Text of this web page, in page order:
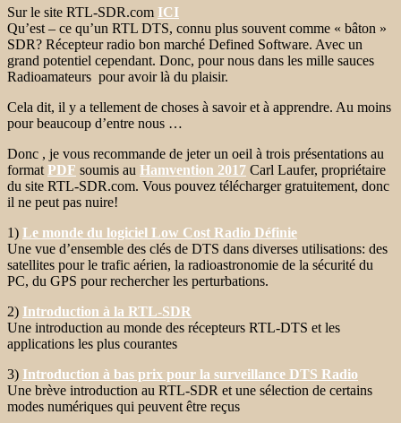
Sur le site RTL-SDR.com ICI
Qu’est – ce qu’un RTL DTS, connu plus souvent comme « bâton »
SDR? Récepteur radio bon marché Defined Software. Avec un
grand potentiel cependant. Donc, pour nous dans les mille sauces
Radioamateurs pour avoir là du plaisir.
Cela dit, il y a tellement de choses à savoir et à apprendre. Au moins
pour beaucoup d’entre nous …
Donc , je vous recommande de jeter un oeil à trois présentations au
format PDF soumis au Hamvention 2017 Carl Laufer, propriétaire
du site RTL-SDR.com. Vous pouvez télécharger gratuitement, donc
il ne peut pas nuire!
1) Le monde du logiciel Low Cost Radio Définie
Une vue d’ensemble des clés de DTS dans diverses utilisations: des
satellites pour le trafic aérien, la radioastronomie de la sécurité du
PC, du GPS pour rechercher les perturbations.
2) Introduction à la RTL-SDR
Une introduction au monde des récepteurs RTL-DTS et les
applications les plus courantes
3) Introduction à bas prix pour la surveillance DTS Radio
Une brève introduction au RTL-SDR et une sélection de certains
modes numériques qui peuvent être reçus